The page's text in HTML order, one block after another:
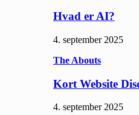
Hvad er AI?
4. september 2025
The Abouts
Kort Website
4. september 2025